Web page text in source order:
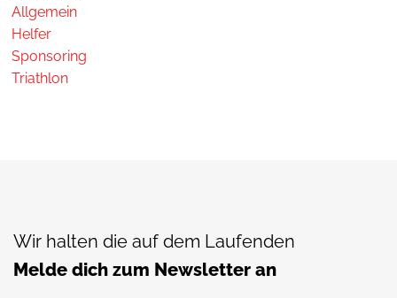
Allgemein
Helfer
Sponsoring
Triathlon
Wir halten die auf dem Laufenden
Melde dich zum Newsletter an